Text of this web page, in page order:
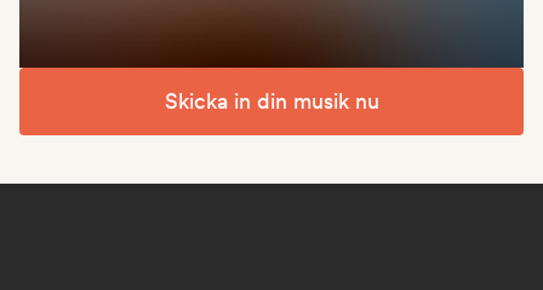
Skicka in din musik nu